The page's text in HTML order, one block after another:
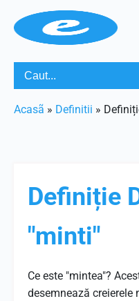
Acasã » Definitii »
Definiție
"minti"
Ce este "mintea"?
desemnează creierele